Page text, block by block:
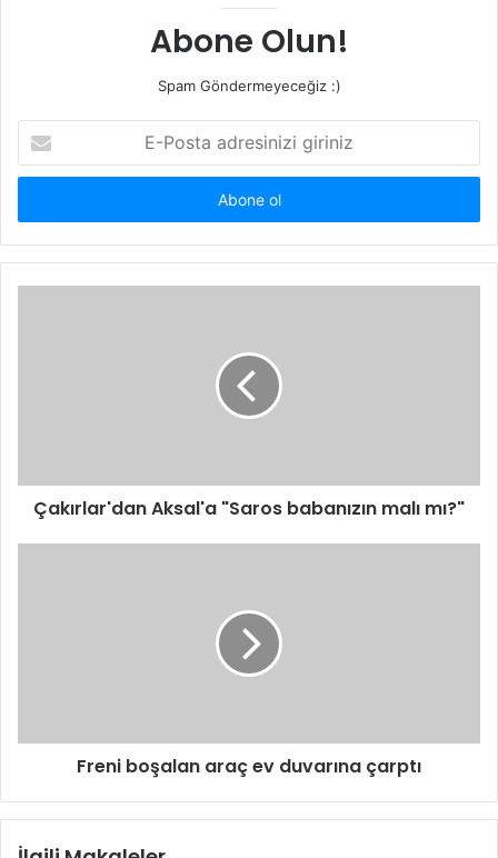
Abone Olun!
Spam Göndermeyeceğiz :)
Posta
adresinizi
Çakırlar'dan Aksal'a "Saros babanızın malı mı?"
Freni boşalan araç ev duvarına çarptı